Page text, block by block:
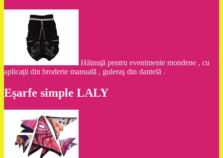
Hăinuţă pentru evenimente mondene , cu
aplicaţii din broderie manuală , guleraş din dantelă .
Eşarfe simple LALY